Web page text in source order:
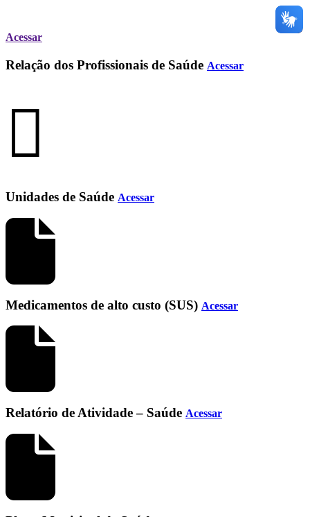
Acessar
Relação dos Profissionais de Saúde Acessar
Unidades de Saúde Acessar
Medicamentos de alto custo (SUS) Acessar
Relatório de Atividade – Saúde Acessar